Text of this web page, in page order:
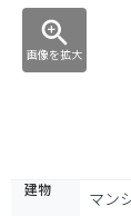
画像を拡大
建物 マン